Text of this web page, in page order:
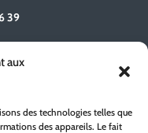
aux
des technologies telles que
des appareils. Le fait
39
sur-Menoge -
39